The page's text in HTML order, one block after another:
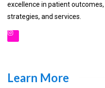
excellence in patient
strategies, and services.
Learn More